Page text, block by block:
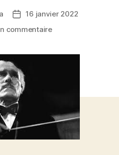
Date16 janvier 2022
commentairesur
d’orchestre
de
l’histoire